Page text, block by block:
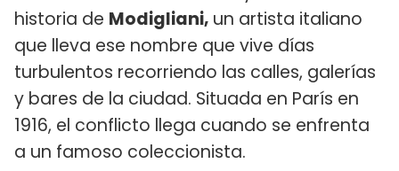
historia de Modigliani, un artista italiano
que lleva ese nombre que vive días
turbulentos recorriendo las calles, galerías
y bares de la ciudad. Situada en París en
1916, el conflicto llega cuando se enfrenta
a un famoso coleccionista.